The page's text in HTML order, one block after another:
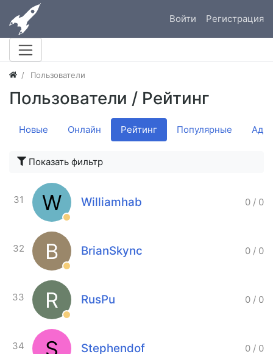
Войти Регистрация
Пользователи
Пользователи / Рейтинг
Новые Онлайн Рейтинг Популярные
Показать фильтр
31 W Williamhab 0 / 0
32 B BrianSkync 0 / 0
33 R RusPu 0 / 0
34 S Stephendof 0 / 0